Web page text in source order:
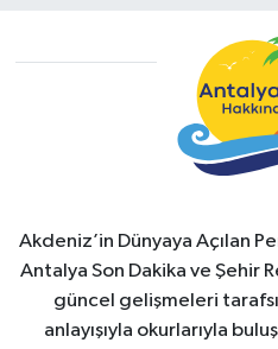
Akdeniz’in Dünyaya Açılan
Antalya Son Dakika ve Şehir
güncel gelişmeleri
anlayışıyla okurlarıyla